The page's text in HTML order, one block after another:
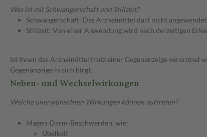
Was ist mit Schwangerschaft und Stillzeit?
Schwangerschaft: Das Arzneimittel darf nicht
Stillzeit: Von einer Anwendung wird nach derzeitigen
Ist Ihnen das Arzneimittel trotz einer Gegenanzeige verordnet
Gegenanzeige in sich birgt.
Neben- und Wechselwirkungen
Welche unerwünschten Wirkungen können auftreten?
Magen-Darm-Beschwerden, wie:
Übelkeit